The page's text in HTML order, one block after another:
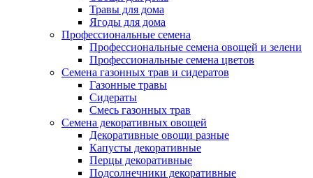
Травы для дома
Ягоды для дома
Профессиональные семена
Профессиональные семена овощей и зелени
Профессиональные семена цветов
Семена газонных трав и сидератов
Газонные травы
Сидераты
Смесь газонных трав
Семена декоративных овощей
Декоративные овощи разные
Капусты декоративные
Перцы декоративные
Подсолнечники декоративные